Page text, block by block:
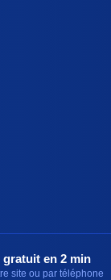
gratuit en 2 min
site ou par téléphone